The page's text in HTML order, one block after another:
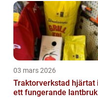
03 mars 2026
Traktorverkstad hjärtat i
ett fungerande lantbruk